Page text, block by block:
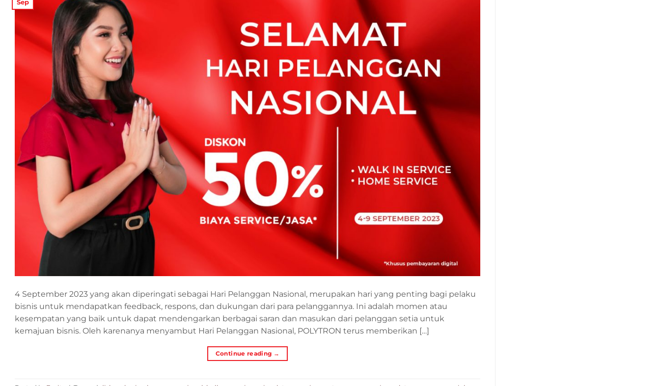
Sep
4 September 2023 yang akan diperingati sebagai Hari Pelanggan Nasional, merupakan hari yang penting bagi pelaku
bisnis untuk mendapatkan feedback, respons, dan dukungan dari para pelanggannya. Ini adalah momen atau
kesempatan yang baik untuk dapat mendengarkan berbagai saran dan masukan dari pelanggan setia untuk
kemajuan bisnis. Oleh karenanya menyambut Hari Pelanggan Nasional, POLYTRON terus memberikan […]
Continue reading →